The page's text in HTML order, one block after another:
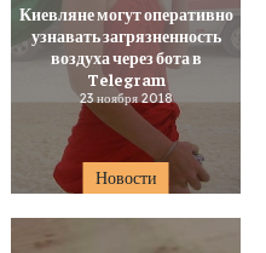
Новости
Киевляне могут оперативно
узнавать загрязненность
воздуха через бота в
Telegram
23 ноября 2018